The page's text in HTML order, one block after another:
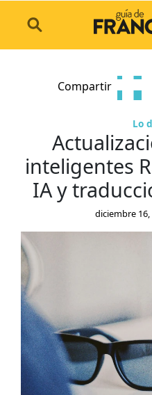
Compartir
Lo
inteligentes
IA y
diciembre 16,